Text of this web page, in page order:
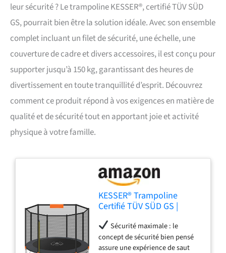
leur sécurité ? Le trampoline KESSER®, certifié TÜV SÜD
GS, pourrait bien être la solution idéale. Avec son ensemble
complet incluant un filet de sécurité, une échelle, une
couverture de cadre et divers accessoires, il est conçu pour
supporter jusqu’à 150 kg, garantissant des heures de
divertissement en toute tranquillité d’esprit. Découvrez
comment ce produit répond à vos exigences en matière de
qualité et de sécurité tout en apportant joie et activité
physique à votre famille.
KESSER® Trampoline
Certifié TÜV SÜD GS |
Filet de sécurité, échelle et
Accessoires | Pour Enfants
et Jardin, 150 kg
Sécurité maximale : le
concept de sécurité bien pensé
assure une expérience de saut